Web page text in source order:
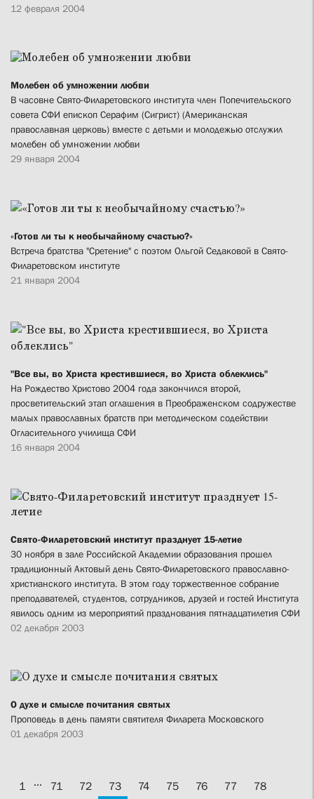
12 февраля 2004
Молебен об умножении любви
В часовне Свято-Филаретовского института член Попечительского
совета СФИ епископ Серафим (Сигрист) (Американская
православная церковь) вместе с детьми и молодежью отслужил
молебен об умножении любви
29 января 2004
«Готов ли ты к необычайному счастью?»
Встреча братства "Сретение" с поэтом Ольгой Седаковой в Свято-
Филаретовском институте
21 января 2004
"Все вы, во Христа крестившиеся, во Христа облеклись"
На Рождество Христово 2004 года закончился второй,
просветительский этап оглашения в Преображенском содружестве
малых православных братств при методическом содействии
Огласительного училища CФИ
16 января 2004
Свято-Филаретовский институт празднует 15-летие
30 ноября в зале Российской Академии образования прошел
традиционный Актовый день Свято-Филаретовского православно-
христианского института. В этом году торжественное собрание
преподавателей, студентов, сотрудников, друзей и гостей Института
явилось одним из мероприятий празднования пятнадцатилетия СФИ
02 декабря 2003
О духе и смысле почитания святых
Проповедь в день памяти святителя Филарета Московского
01 декабря 2003
1 ... 71 72 73 74 75 76 77
78